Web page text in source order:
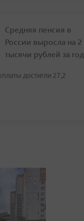
Средняя пенсия в
России выросла на 2
тысячи рублей за год
достигли 27,2